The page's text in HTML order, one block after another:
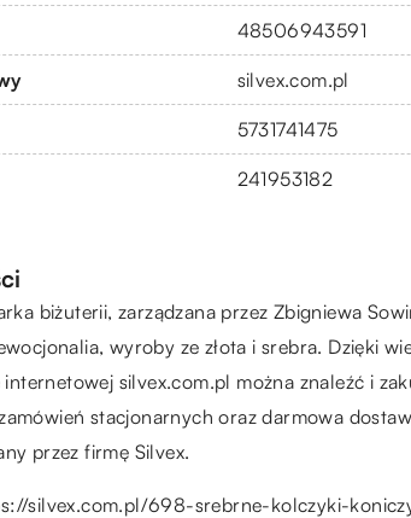
48506943591
silvex.com.pl
5731741475
241953182
biżuterii, zarządzana przez Zbigniewa
wyroby ze złota i srebra. Dzięki
silvex.com.pl można znaleźć i
stacjonarnych oraz darmowa
przez firmę Silvex.
silvex.com.pl/698-srebrne-kolczyki-